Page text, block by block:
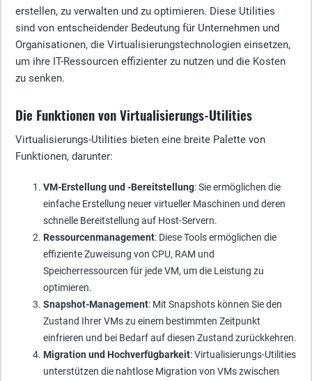
erstellen, zu verwalten und zu optimieren. Diese Utilities
sind von entscheidender Bedeutung für Unternehmen und
Organisationen, die Virtualisierungstechnologien einsetzen,
um ihre IT-Ressourcen effizienter zu nutzen und die Kosten
zu senken.
Die Funktionen von Virtualisierungs-Utilities
Virtualisierungs-Utilities bieten eine breite Palette von
Funktionen, darunter:
VM-Erstellung und -Bereitstellung: Sie ermöglichen die
einfache Erstellung neuer virtueller Maschinen und deren
schnelle Bereitstellung auf Host-Servern.
Ressourcenmanagement: Diese Tools ermöglichen die
effiziente Zuweisung von CPU, RAM und
Speicherressourcen für jede VM, um die Leistung zu
optimieren.
Snapshot-Management: Mit Snapshots können Sie den
Zustand Ihrer VMs zu einem bestimmten Zeitpunkt
einfrieren und bei Bedarf auf diesen Zustand zurückkehren.
Migration und Hochverfügbarkeit: Virtualisierungs-Utilities
unterstützen die nahtlose Migration von VMs zwischen